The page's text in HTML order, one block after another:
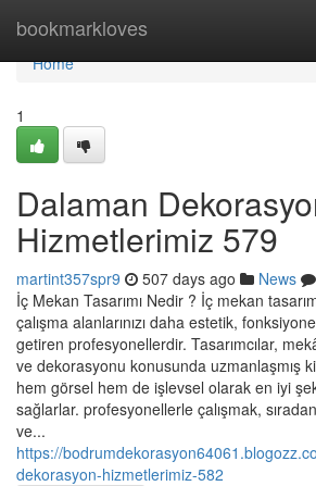
bookmarkloves
Home
Home
1
Dalaman
Hizmetlerimiz 579
martint357spr9 507 days ago News
İç Mekan Tasarımı Nedir ? İç mekan
çalışma alanlarınızı daha estetik,
getiren profesyonellerdir. Tasarımcılar,
ve dekorasyonu konusunda uzmanlaşmış
hem görsel hem de işlevsel olarak en iyi
sağlarlar. profesyonellerle çalışmak,
ve...
https://
dekorasyon-hizmetlerimiz-582